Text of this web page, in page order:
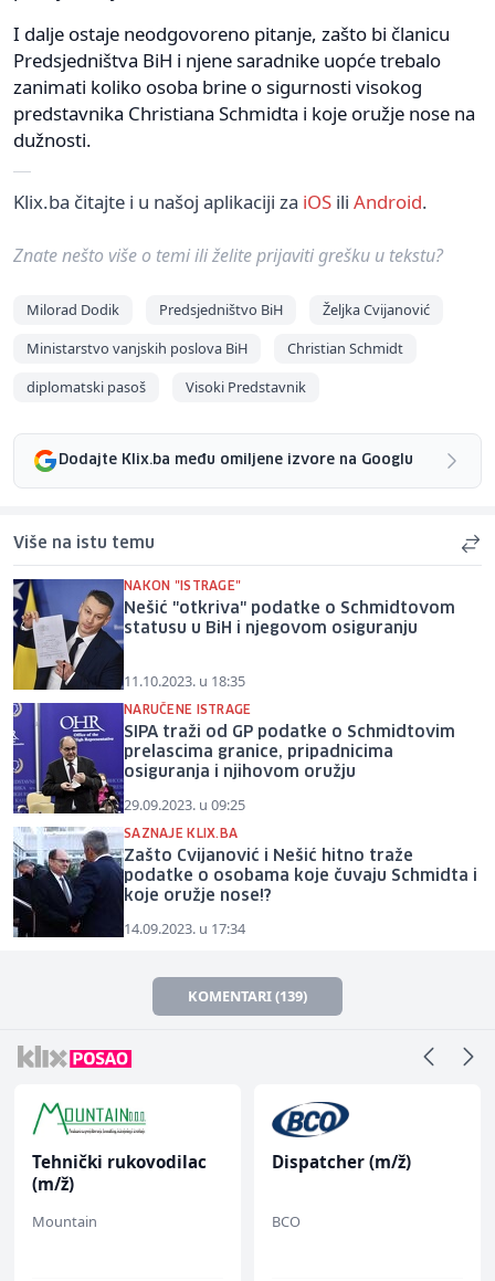
I dalje ostaje neodgovoreno pitanje, zašto bi članicu
Predsjedništva BiH i njene saradnike uopće trebalo
zanimati koliko osoba brine o sigurnosti visokog
predstavnika Christiana Schmidta i koje oružje nose na
dužnosti.
Klix.ba čitajte i u našoj aplikaciji za iOS ili Android.
Znate nešto više o temi ili želite prijaviti grešku u tekstu?
Milorad Dodik Predsjedništvo BiH
Željka Cvijanović
Ministarstvo vanjskih poslova BiH
Christian Schmidt
diplomatski pasoš
Visoki Predstavnik
Dodajte Klix.ba među omiljene izvore na Googlu
Više na istu temu
NAKON "ISTRAGE"
Nešić "otkriva" podatke o Schmidtovom
statusu u BiH i njegovom osiguranju
11.10.2023. u 18:35
NARUČENE ISTRAGE
SIPA traži od GP podatke o Schmidtovim
prelascima granice, pripadnicima
osiguranja i njihovom oružju
29.09.2023. u 09:25
SAZNAJE KLIX.BA
Zašto Cvijanović i Nešić hitno traže
podatke o osobama koje čuvaju Schmidta i
koje oružje nose!?
14.09.2023. u 17:34
KOMENTARI (139)
Tehnički rukovodilac
(m/ž)
Mountain
Dispatcher (m/ž)
BCO